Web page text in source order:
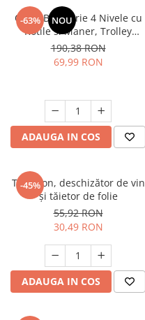
Suporturi si servetele
Tacamuri si seturi
Taietoare manuale
Termosuri si cani termos
Tigai si seturi
Tirbusoane si dopuri
Tocatoare de bucatarie
Ustensile ornare prajituri
Vaze si boluri decorative
Vesela unica folosinta
Suporturi si accesorii de baie
Uscatoare de rufe
-63% NOU
Carut Bucatarie 4 Nivele cu
Rotile si Maner, Trolley
Depozitare Multifunctional,
Negru
190,38 RON
69,99 RON
ADAUGA IN COS
-45%
Tirbușon, deschizător de vin
și tăietor de folie
55,92 RON
30,49 RON
ADAUGA IN COS